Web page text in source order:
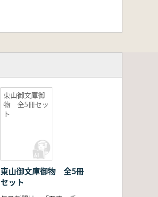
東山御文庫御
物 全5冊セッ
ト
東山御文庫御物 全5冊
セット